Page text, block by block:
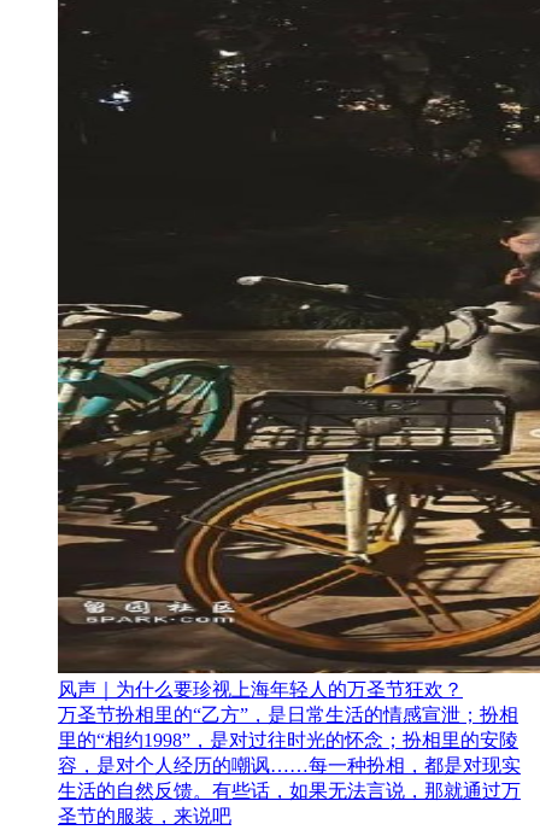
风声｜为什么要珍视上海年轻人的万圣节狂欢？
万圣节扮相里的“乙方”，是日常生活的情感宣泄；扮相
里的“相约1998”，是对过往时光的怀念；扮相里的安陵
容，是对个人经历的嘲讽……每一种扮相，都是对现实
生活的自然反馈。有些话，如果无法言说，那就通过万
圣节的服装，来说吧